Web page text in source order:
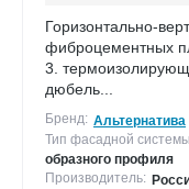
Горизонтально-
фиброцементных
3.
дюбель...
Бренд: Альтернатива
Тип фасадной
образного профиля
Производитель: